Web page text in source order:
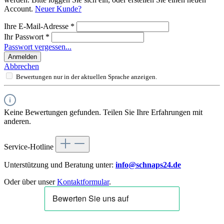
Account. Neuer Kunde?
Ihre E-Mail-Adresse *
Ihr Passwort *
Passwort vergessen...
Anmelden
Abbrechen
Bewertungen nur in der aktuellen Sprache anzeigen.
Keine Bewertungen gefunden. Teilen Sie Ihre Erfahrungen mit
anderen.
Service-Hotline
Unterstützung und Beratung unter: info@schnaps24.de
Oder über unserKontaktformular.